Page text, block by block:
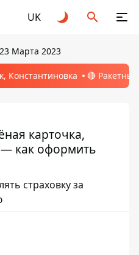
UK
Марта 2023
Константиновка 🔴
карточка,
как оформить
страховку за